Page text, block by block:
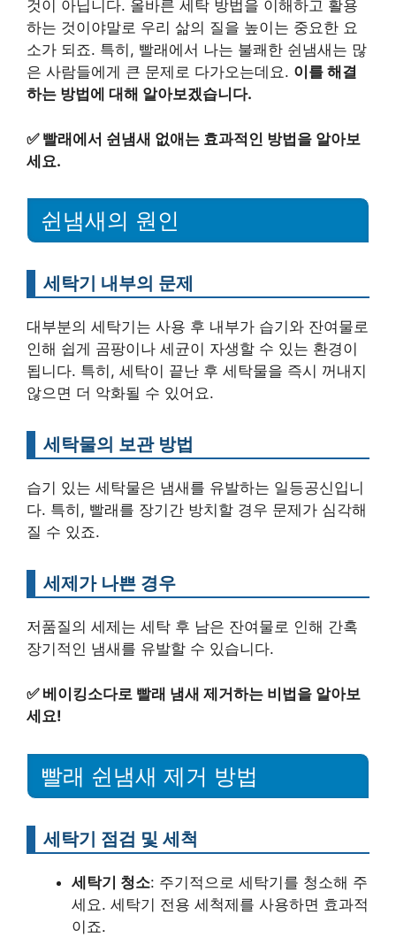
것이 아닙니다. 올바른 세탁 방법을 이해하고 활용
하는 것이야말로 우리 삶의 질을 높이는 중요한 요
소가 되죠. 특히, 빨래에서 나는 불쾌한 쉰냄새는 많
은 사람들에게 큰 문제로 다가오는데요. 이를 해결
하는 방법에 대해 알아보겠습니다.
✅ 빨래에서 쉰냄새 없애는 효과적인 방법을 알아보
세요.
쉰냄새의 원인
세탁기 내부의 문제
대부분의 세탁기는 사용 후 내부가 습기와 잔여물로
인해 쉽게 곰팡이나 세균이 자생할 수 있는 환경이
됩니다. 특히, 세탁이 끝난 후 세탁물을 즉시 꺼내지
않으면 더 악화될 수 있어요.
세탁물의 보관 방법
습기 있는 세탁물은 냄새를 유발하는 일등공신입니
다. 특히, 빨래를 장기간 방치할 경우 문제가 심각해
질 수 있죠.
세제가 나쁜 경우
저품질의 세제는 세탁 후 남은 잔여물로 인해 간혹
장기적인 냄새를 유발할 수 있습니다.
✅ 베이킹소다로 빨래 냄새 제거하는 비법을 알아보
세요!
빨래 쉰냄새 제거 방법
세탁기 점검 및 세척
세탁기 청소: 주기적으로 세탁기를 청소해 주
세요. 세탁기 전용 세척제를 사용하면 효과적
이죠.